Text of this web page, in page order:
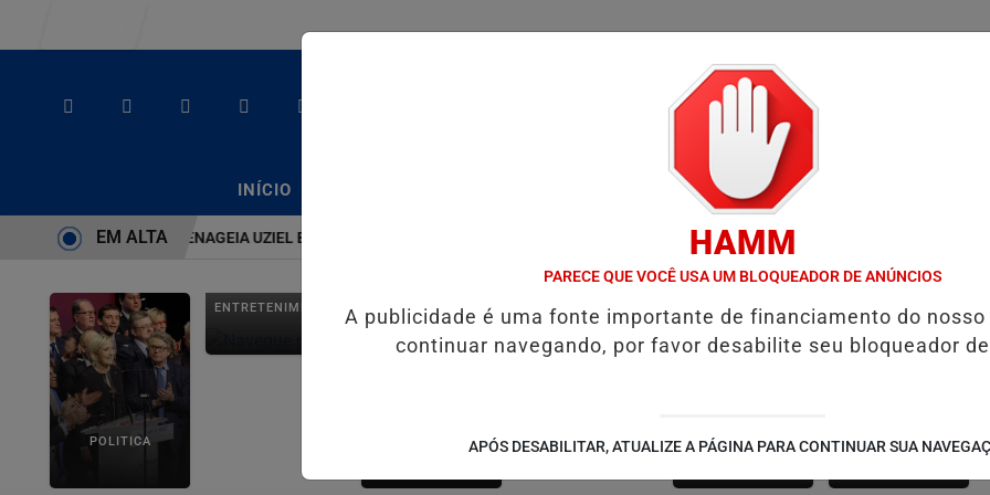
INÍCIO COLUNAS / EMPREGOS
É BRUTO” HOMENAGEIA UZIEL BUENO NO TERRAÇO MINEIRO NA RESENHA DA DZR: MARCELE DESIRÉE ENTREVISTA FÃS
EM ALTA
POLITICA
ENTRETENIMENTO
SALVADOR AQUI!
SÃO JOÃO 2.6
NOTÍCIAS
FUTEBOL
HAMM
PARECE QUE VOCÊ USA UM BLOQUEADOR DE ANÚNCIOS
A publicidade é uma fonte importante de financiamento do nosso
continuar navegando, por favor desabilite seu bloqueador
APÓS DESABILITAR, ATUALIZE A PÁGINA PARA CONTINUAR SUA